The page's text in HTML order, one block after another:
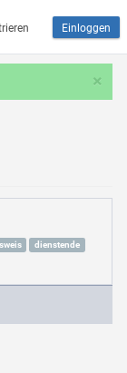
Einloggen
×
dienstende